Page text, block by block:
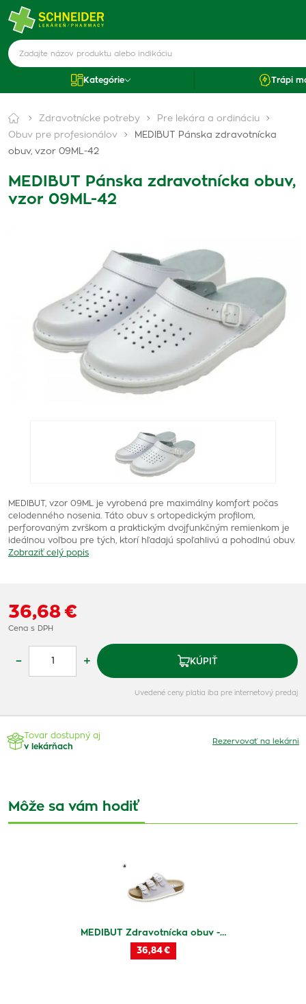
Kategórie Trápi
Zdravotnícke potreby
Pre lekára a ordináciu
Obuv pre profesionálov
MEDIBUT Pánska zdravotnícka
obuv, vzor 09ML-42
MEDIBUT Pánska zdravotnícka obuv,
vzor 09ML-42
MEDIBUT, vzor 09ML je vyrobená pre maximálny komfort počas
celodenného nosenia. Táto obuv s ortopedickým profilom,
perforovaným zvrškom a praktickým dvojfunkčným remienkom je
ideálnou voľbou pre tých, ktorí hľadajú spoľahlivú a pohodlnú obuv.
Zobraziť celý popis
36,68 €
Cena s DPH
– + KÚPIŤ
Uvedené ceny platia iba pre internetový predaj
Tovar dostupný aj
v lekárňach
Rezervovať na lekárni
Môže sa vám hodiť
MEDIBUT Zdravotnícka obuv -…
36,84 €